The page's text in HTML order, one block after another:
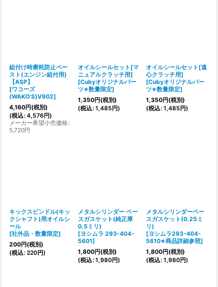
組付け時磨耗防止ペー
スト(エンジン組付用)
【ASP】
[ワコーズ
(WAKO’S)V902]
4,160円(税別)
(税込: 4,576円)
メーカー希望小売価格:
5,720円
オイルシールセット[マ
ニュアルクラッチ用]
[Cubyオリジナルパー
ツ※数量限定]
1,350円(税別)
(税込: 1,485円)
オイルシールセット[遠
心クラッチ用]
[Cubyオリジナルパー
ツ※数量限定]
1,350円(税別)
(税込: 1,485円)
キックスピンドル(キッ
クシャフト)用オイルシ
ール
[社外品・数量限定]
200円(税別)
(税込: 220円)
メタルシリンダー ベー
スガスケット(純正厚
0.5ミリ)
[ヨシムラ 293-404-
5601]
1,800円(税別)
(税込: 1,980円)
メタルシリンダーベー
スガスケット(0.25ミ
リ)
[ヨシムラ293-404-
5610※商品詳細参照]
1,800円(税別)
(税込: 1,980円)